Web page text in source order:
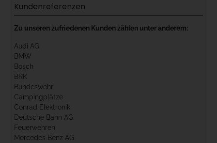
Kundenreferenzen
Zu unseren zufriedenen Kunden zählen unter anderem:
Audi AG
BMW
Bosch
BRK
Bundeswehr
Campingplätze
Conrad Elektronik
Deutsche Bahn AG
Feuerwehren
Mercedes Benz AG